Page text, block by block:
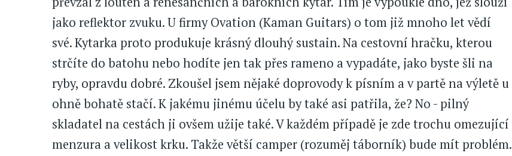
jako reflektor zvuku. U firmy Ovation (Kaman Guitars) o tom již mnoho let vědí
své. Kytarka proto produkuje krásný dlouhý sustain. Na cestovní hračku, kterou
strčíte do batohu nebo hodíte jen tak přes rameno a vypadáte, jako byste šli na
ryby, opravdu dobré. Zkoušel jsem nějaké doprovody k písním a v partě na výletě u
ohně bohatě stačí. K jakému jinému účelu by také asi patřila, že? No - pilný
skladatel na cestách ji ovšem užije také. V každém případě je zde trochu omezující
menzura a velikost krku. Takže větší camper (rozuměj táborník) bude mít problém.